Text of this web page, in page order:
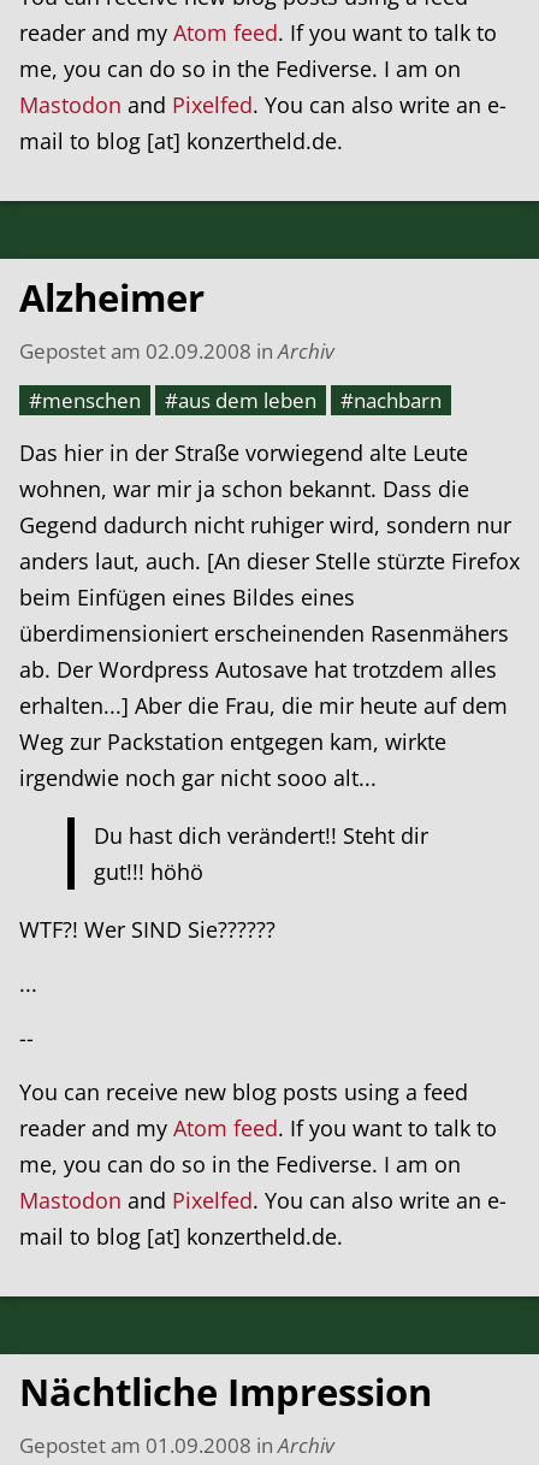
reader and my Atom feed. If you want to talk to
me, you can do so in the Fediverse. I am on
Mastodon and Pixelfed. You can also write an e-
mail to blog [at] konzertheld.de.
Alzheimer
Gepostet am 02.09.2008 in Archiv
#menschen
#aus dem leben
#nachbarn
Das hier in der Straße vorwiegend alte Leute
wohnen, war mir ja schon bekannt. Dass die
Gegend dadurch nicht ruhiger wird, sondern nur
anders laut, auch. [An dieser Stelle stürzte Firefox
beim Einfügen eines Bildes eines
überdimensioniert erscheinenden Rasenmähers
ab. Der Wordpress Autosave hat trotzdem alles
erhalten...] Aber die Frau, die mir heute auf dem
Weg zur Packstation entgegen kam, wirkte
irgendwie noch gar nicht sooo alt...
Du hast dich verändert!! Steht dir
gut!!! höhö
WTF?! Wer SIND Sie??????
...
--
You can receive new blog posts using a feed
reader and my Atom feed. If you want to talk to
me, you can do so in the Fediverse. I am on
Mastodon and Pixelfed. You can also write an e-
mail to blog [at] konzertheld.de.
Nächtliche Impression
Gepostet am 01.09.2008 in Archiv